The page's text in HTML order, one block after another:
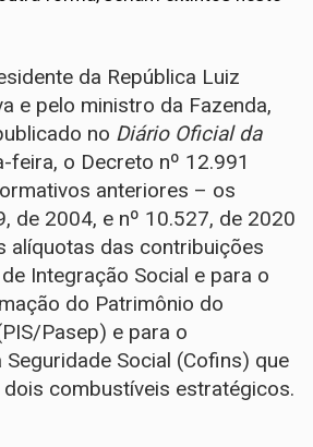
da República Luiz
e pelo ministro da Fazenda,
no Diário Oficial da
feira, o Decreto nº 12.991
anteriores – os
de 2004, e nº 10.527, de 2020
alíquotas das contribuições
Integração Social e para o
do Patrimônio do
Pasep) e para o
Seguridade Social (Cofins) que
combustíveis estratégicos.